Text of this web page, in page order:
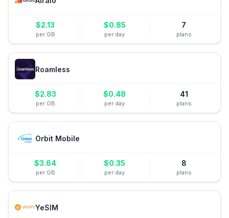
$2.13
per GB
$0.85
per day
7
plans
Roamless
$2.83
per GB
$0.48
per day
41
plans
Orbit Mobile
$3.64
per GB
$0.35
per day
8
plans
YeSIM